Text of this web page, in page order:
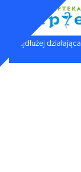
Najdłużej